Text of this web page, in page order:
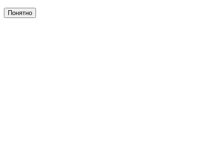
Понятно